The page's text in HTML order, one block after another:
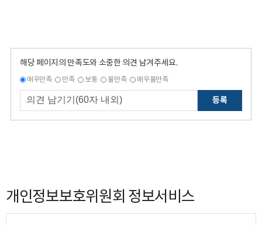
해당 페이지의 만족도와 소중한 의견 남겨주세요.
매우만족 만족 보통 불만족 매우불만족
등록
개인정보보호위원회 정보서비스